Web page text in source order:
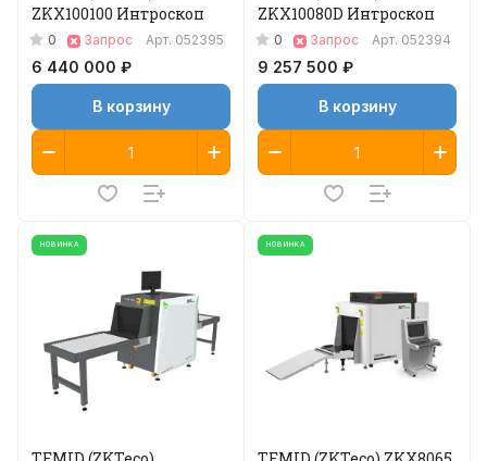
ZKX100100 Интроскоп
0 Запрос Арт. 052395
6 440 000 ₽
В корзину
ZKX10080D Интроскоп
0 Запрос Арт. 052394
9 257 500 ₽
В корзину
НОВИНКА НОВИНКА